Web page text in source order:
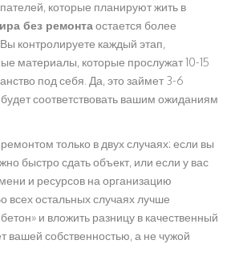
которые планируют жить в
без ремонтаостается более
контролируете каждый этап,
материалы, которые прослужат 10-15
под себя. Да, это займет 3-6
соответствовать вашим ожиданиям
только в двух случаях: если вы
быстро сдать объект, или если у вас
и ресурсов на организацию
всех остальных случаях лучше
и вложить разницу в качественный
вашей собственностью, а не чужой